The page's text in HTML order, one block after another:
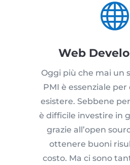

Web
Oggi più che mai un
PMI è essenziale
esistere. Sebbene
è difficile investire in
grazie all’open
ottenere buoni
costo. Ma ci sono